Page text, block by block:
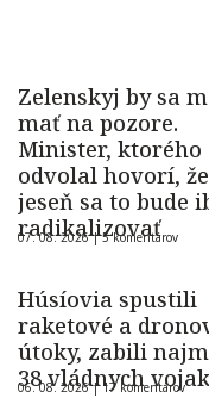
Zelenskyj by sa
mať na pozore.
Minister, ktorého
odvolal hovorí,
jeseň sa to bude
radikalizovať
07. 08. 2026 |5 komentárov
Húsíovia spustili
raketové a
útoky, zabili
38 vládnych
06. 08. 2026 |17 komentárov